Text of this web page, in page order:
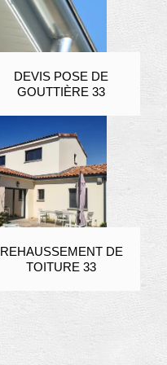
DEVIS POSE DE
GOUTTIÈRE 33
REHAUSSEMENT DE
TOITURE 33